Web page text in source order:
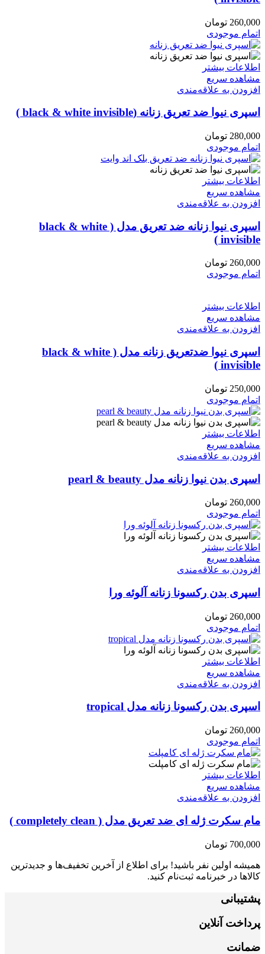
260,000 تومان
اتمام موجودی
اطلاعات بیشتر
مشاهده سریع
افزودن به علاقه‌مندی
اسپری نیوا ضد تعریق زنانه (black & white invisible )
280,000 تومان
اتمام موجودی
اطلاعات بیشتر
مشاهده سریع
افزودن به علاقه‌مندی
اسپری نیوا زنانه ضد تعریق مدل ( black & white
invisible )
260,000 تومان
اتمام موجودی
اطلاعات بیشتر
مشاهده سریع
افزودن به علاقه‌مندی
اسپری نیوا ضدتعریق زنانه مدل ( black & white
invisible )
250,000 تومان
اتمام موجودی
اطلاعات بیشتر
مشاهده سریع
افزودن به علاقه‌مندی
اسپری بدن نیوا زنانه مدل pearl & beauty
260,000 تومان
اتمام موجودی
اطلاعات بیشتر
مشاهده سریع
افزودن به علاقه‌مندی
اسپری بدن رکسونا زنانه آلوئه ورا
260,000 تومان
اتمام موجودی
اطلاعات بیشتر
مشاهده سریع
افزودن به علاقه‌مندی
اسپری بدن رکسونا زنانه مدل tropical
260,000 تومان
اتمام موجودی
اطلاعات بیشتر
مشاهده سریع
افزودن به علاقه‌مندی
مام سکرت ژله ای ضد تعریق مدل ( completely clean )
700,000 تومان
همیشه اولین نفر باشید! برای اطلاع از آخرین تخفیف‌ها و جدیدترین
کالاها در خبرنامه ثبت‌نام کنید.
پشتیبانی
پرداخت آنلاین
ضمانت